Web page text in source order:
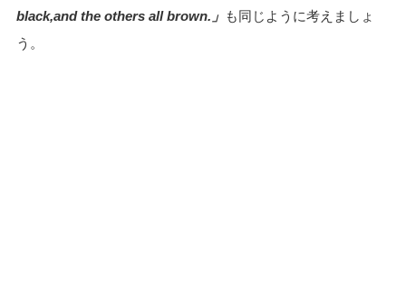
black,and the others all brown.」 も同じように考えましょ
う。